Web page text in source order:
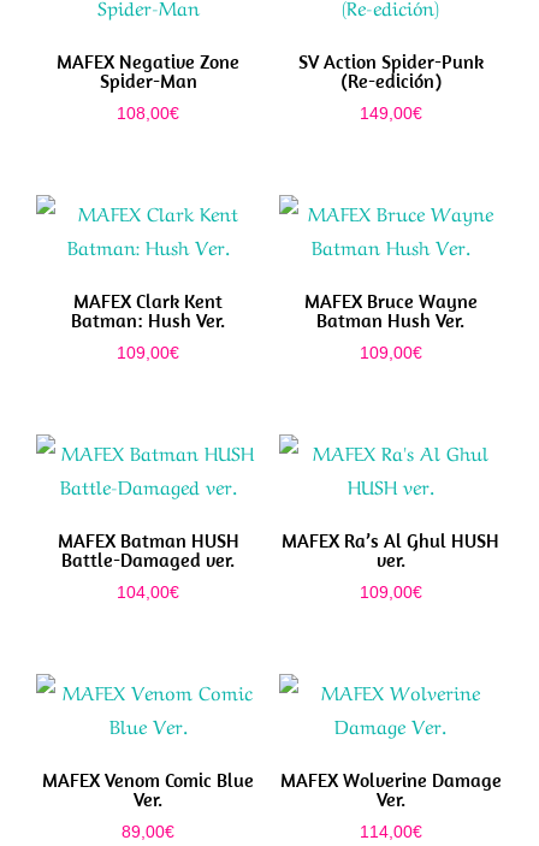
MAFEX Negative Zone
Spider-Man
108,00€
SV Action Spider-Punk
(Re-edición)
149,00€
MAFEX Clark Kent
Batman: Hush Ver.
109,00€
MAFEX Bruce Wayne
Batman Hush Ver.
109,00€
MAFEX Batman HUSH
Battle-Damaged ver.
104,00€
MAFEX Ra’s Al Ghul HUSH
ver.
109,00€
MAFEX Venom Comic Blue
Ver.
89,00€
MAFEX Wolverine Damage
Ver.
114,00€